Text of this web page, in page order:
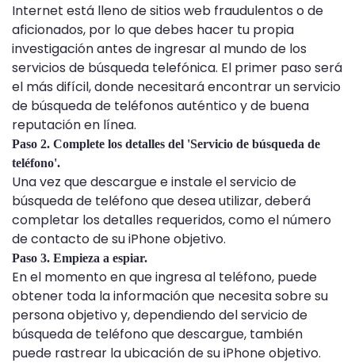
Internet está lleno de sitios web fraudulentos o de
aficionados, por lo que debes hacer tu propia
investigación antes de ingresar al mundo de los
servicios de búsqueda telefónica. El primer paso será
el más difícil, donde necesitará encontrar un servicio
de búsqueda de teléfonos auténtico y de buena
reputación en línea.
Paso 2. Complete los detalles del 'Servicio de búsqueda de
teléfono'.
Una vez que descargue e instale el servicio de
búsqueda de teléfono que desea utilizar, deberá
completar los detalles requeridos, como el número
de contacto de su iPhone objetivo.
Paso 3. Empieza a espiar.
En el momento en que ingresa al teléfono, puede
obtener toda la información que necesita sobre su
persona objetivo y, dependiendo del servicio de
búsqueda de teléfono que descargue, también
puede rastrear la ubicación de su iPhone objetivo.